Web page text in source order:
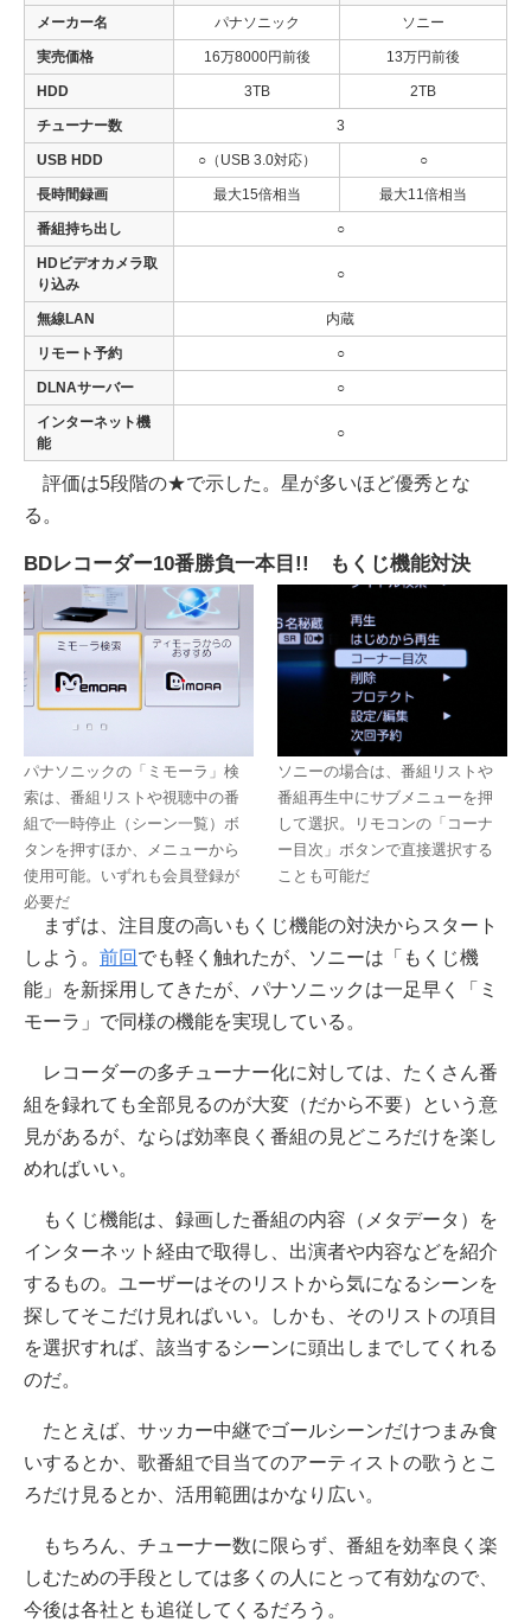
メーカー名 パナソニック ソニー
実売価格 16万8000円前後 13万円前後
HDD 3TB 2TB
チューナー数 3
USB HDD ○（USB 3.0対応） ○
長時間録画 最大15倍相当 最大11倍相当
番組持ち出し ○
HDビデオカメラ取
り込み
○
無線LAN 内蔵
リモート予約 ○
DLNAサーバー ○
インターネット機
能
○
評価は5段階の★で示した。星が多いほど優秀とな
る。
BDレコーダー10番勝負一本目!! もくじ機能対決
パナソニックの「ミモーラ」検
索は、番組リストや視聴中の番
組で一時停止（シーン一覧）ボ
タンを押すほか、メニューから
使用可能。いずれも会員登録が
必要だ
ソニーの場合は、番組リストや
番組再生中にサブメニューを押
して選択。リモコンの「コーナ
ー目次」ボタンで直接選択する
ことも可能だ
まずは、注目度の高いもくじ機能の対決からスタート
しよう。 前回 でも軽く触れたが、ソニーは「もくじ機
能」を新採用してきたが、パナソニックは一足早く「ミ
モーラ」で同様の機能を実現している。
レコーダーの多チューナー化に対しては、たくさん番
組を録れても全部見るのが大変（だから不要）という意
見があるが、ならば効率良く番組の見どころだけを楽し
めればいい。
もくじ機能は、録画した番組の内容（メタデータ）を
インターネット経由で取得し、出演者や内容などを紹介
するもの。ユーザーはそのリストから気になるシーンを
探してそこだけ見ればいい。しかも、そのリストの項目
を選択すれば、該当するシーンに頭出しまでしてくれる
のだ。
たとえば、サッカー中継でゴールシーンだけつまみ食
いするとか、歌番組で目当てのアーティストの歌うとこ
ろだけ見るとか、活用範囲はかなり広い。
もちろん、チューナー数に限らず、番組を効率良く楽
しむための手段としては多くの人にとって有効なので、
今後は各社とも追従してくるだろう。